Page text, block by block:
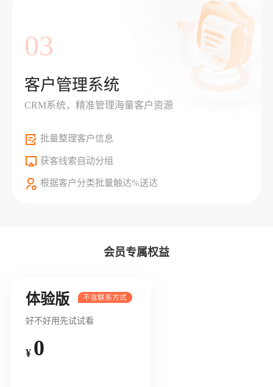
03
客户管理系统
CRM系统，精准管理海量客户资源
批量整理客户信息
获客线索自动分组
根据客户分类批量触达%送达
会员专属权益
体验版
好不好用先试试看
¥ 0